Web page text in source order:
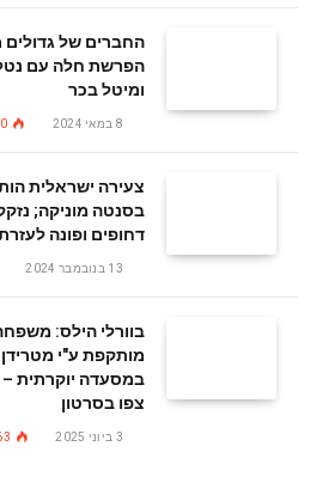
החברים של גדולים
הפרשת חלה עם
ומיטל בכר
8 במאי 2024
צעירה ישראלית
בסנטה מוניקה;
דחופים ופונה
13 בנובמבר 2024
בוורלי הילס:
מותקפת ע"י
במסעדה יוקרתית
צפו בסרטון
3 ביוני 2025